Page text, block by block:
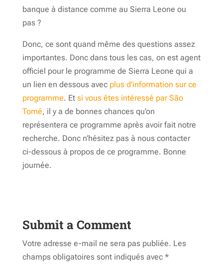
banque à distance comme au Sierra Leone ou
pas ?
Donc, ce sont quand même des questions assez
importantes. Donc dans tous les cas, on est agent
officiel pour le programme de Sierra Leone qui a
un lien en dessous avec plus d’information sur ce
programme. Et si vous êtes intéressé par São
Tomé, il y a de bonnes chances qu’on
représentera ce programme après avoir fait notre
recherche. Donc n’hésitez pas à nous contacter
ci-dessous à propos de ce programme. Bonne
journée.
Submit a Comment
Votre adresse e-mail ne sera pas publiée. Les
champs obligatoires sont indiqués avec *